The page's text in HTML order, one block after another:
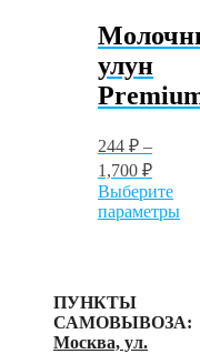
улун
244 ₽ –
1,700 ₽
Выберите
параметры
ПУНКТЫ
САМОВЫВОЗА:
Москва, ул.